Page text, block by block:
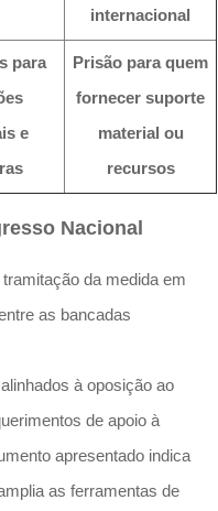
internacional
para
e
Prisão para quem
fornecer suporte
material ou
recursos
Nacional
da medida em
as bancadas
à oposição ao
de apoio à
apresentado indica
as ferramentas de